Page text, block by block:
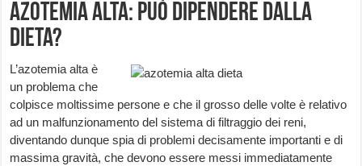
Azotemia alta: può dipendere dalla
dieta?
L’azotemia alta è
un problema che
colpisce moltissime persone e che il grosso delle volte è relativo
ad un malfunzionamento del sistema di filtraggio dei reni,
diventando dunque spia di problemi decisamente importanti e di
massima gravità, che devono essere messi immediatamente